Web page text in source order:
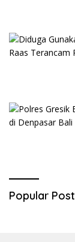
Popular Post